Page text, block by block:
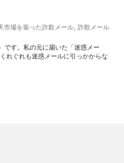
市場を装った詐欺メール, 詐欺メール
です。私の元に届いた「迷惑メー
れぐれも迷惑メールに引っかからな